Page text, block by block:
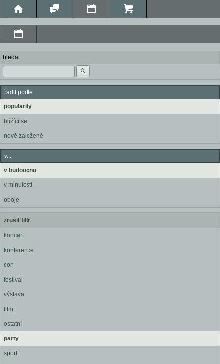
hledat
řadit podle
popularity
blížící se
nově založené
v...
v budoucnu
v minulosti
oboje
zrušit filtr
koncert
konference
con
festival
výstava
film
ostatní
party
sport